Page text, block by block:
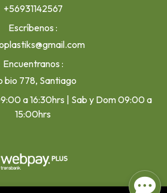
+56931142567
Escríbenos
Encuentranos
bio 778, Santiago
a 16:30hrs | Sab y Dom 09:00 a
15:00hrs